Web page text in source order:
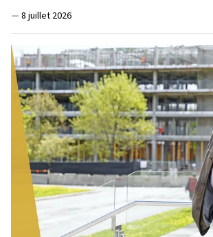
— 8 juillet 2026